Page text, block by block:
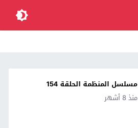
مسلسل المنظمة الحلقة 154
منذ 8 أشهر